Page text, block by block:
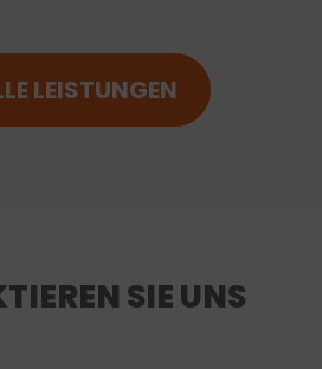
LEISTUNGEN
SIE UNS